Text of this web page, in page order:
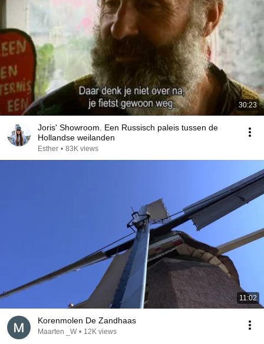
30:23
Joris' Showroom. Een Russisch paleis tussen de
Hollandse weilanden
Esther • 83K views
11:02
Korenmolen De Zandhaas
Maarten _W • 12K views